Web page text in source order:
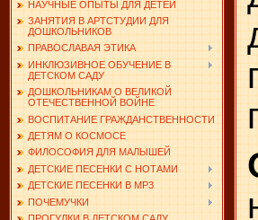
НАУЧНЫЕ ОПЫТЫ ДЛЯ ДЕТЕЙ
ЗАНЯТИЯ В АРТСТУДИИ ДЛЯ
ДОШКОЛЬНИКОВ
ПРАВОСЛАВАЯ ЭТИКА
ИНКЛЮЗИВНОЕ ОБУЧЕНИЕ В
ДЕТСКОМ САДУ
ДОШКОЛЬНИКАМ О ВЕЛИКОЙ
ОТЕЧЕСТВЕННОЙ ВОЙНЕ
ВОСПИТАНИЕ ГРАЖДАНСТВЕННОСТИ
ДЕТЯМ О КОСМОСЕ
ФИЛОСОФИЯ ДЛЯ МАЛЫШЕЙ
ДЕТСКИЕ ПЕСЕНКИ С НОТАМИ
ДЕТСКИЕ ПЕСЕНКИ В MP3
ПОЧЕМУЧКИ